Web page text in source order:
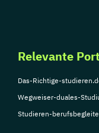
Relevante
Das-Richtige-
Wegweiser-duales-
Studieren-